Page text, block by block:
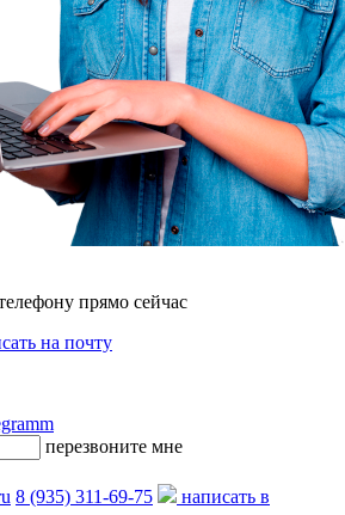
прямо сейчас
на почту
перезвоните мне
8 (935) 311-69-75
написать в